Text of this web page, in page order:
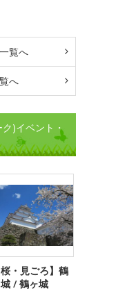
覧へ
へ
)イベント・
桜・見ごろ】鶴
/ 鶴ヶ城